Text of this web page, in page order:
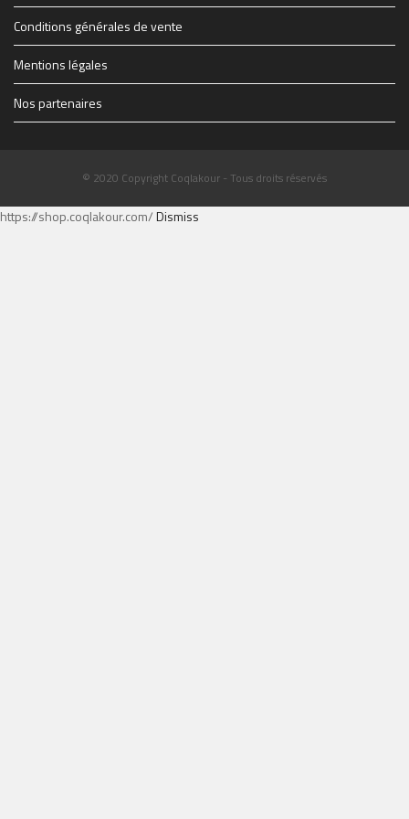
Conditions générales de vente
Mentions légales
Nos partenaires
© 2020 Copyright Coqlakour - Tous droits réservés
https://shop.coqlakour.com/Dismiss